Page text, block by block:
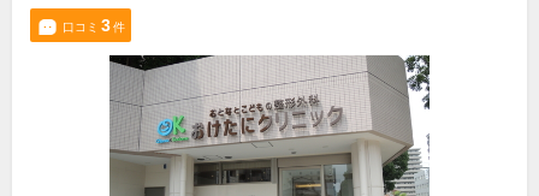
口コミ 3件